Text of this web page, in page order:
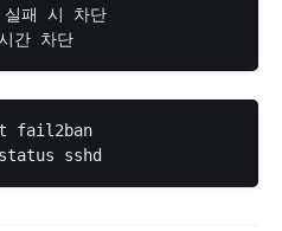
패 시 차단
fail2ban